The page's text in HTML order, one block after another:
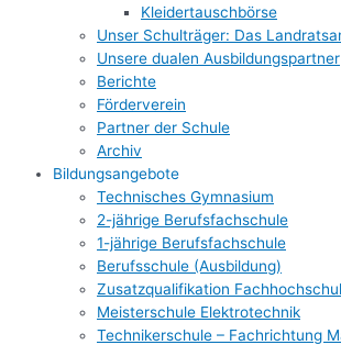
Kleidertauschbörse
Unser Schulträger: Das
Unsere dualen Ausbildungspartner
Berichte
Förderverein
Partner der Schule
Archiv
Bildungsangebote
Technisches Gymnasium
2-jährige Berufsfachschule
1-jährige Berufsfachschule
Berufsschule (Ausbildung)
Zusatzqualifikation
Meisterschule Elektrotechnik
Technikerschule – Fachrichtung